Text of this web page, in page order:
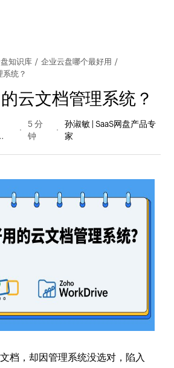
知识库 / 企业云盘哪个最好用 /
统？
云文档管理系统？
5 分
钟
孙淑敏 | SaaS网盘产品专
家
档，却因管理系统没选对，陷入